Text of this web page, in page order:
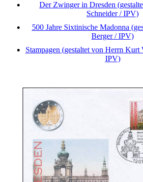
Der Zwinger in Dresden
Schneider / IPV)
500 Jahre Sixtinische Madonna
Berger / IPV)
Stampagen (gestaltet von Herrn Kurt
IPV)